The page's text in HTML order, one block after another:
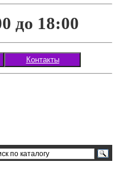
до 18:00
Контакты